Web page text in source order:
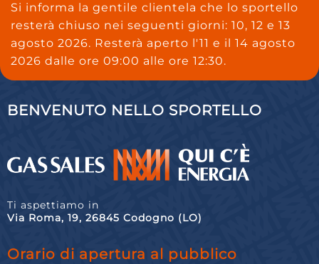
Si informa la gentile clientela che lo sportello
resterà chiuso nei seguenti giorni: 10, 12 e 13
agosto 2026. Resterà aperto l'11 e il 14 agosto
2026 dalle ore 09:00 alle ore 12:30.
BENVENUTO NELLO SPORTELLO
Ti aspettiamo in
Via Roma, 19, 26845 Codogno (LO)
Orario di apertura al pubblico